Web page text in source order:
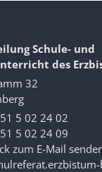
Schule- und
des
32
5 02 24 02
5 02 24 09
zum E-Mail